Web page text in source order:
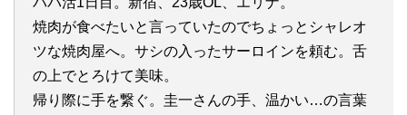
焼肉が食べたいと言っていたのでちょっとシャレオ
ツな焼肉屋へ。サシの入ったサーロインを頼む。舌
の上でとろけて美味。
帰り際に手を繋ぐ。圭一さんの手、温かい…の言葉